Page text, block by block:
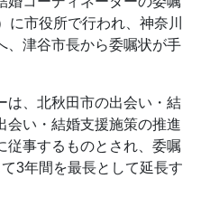
市役所で行われ、神奈川
、津谷市長から委嘱状が手
は、北秋田市の出会い・結
会い・結婚支援施策の推進
従事するものとされ、委嘱
3年間を最長として延長す